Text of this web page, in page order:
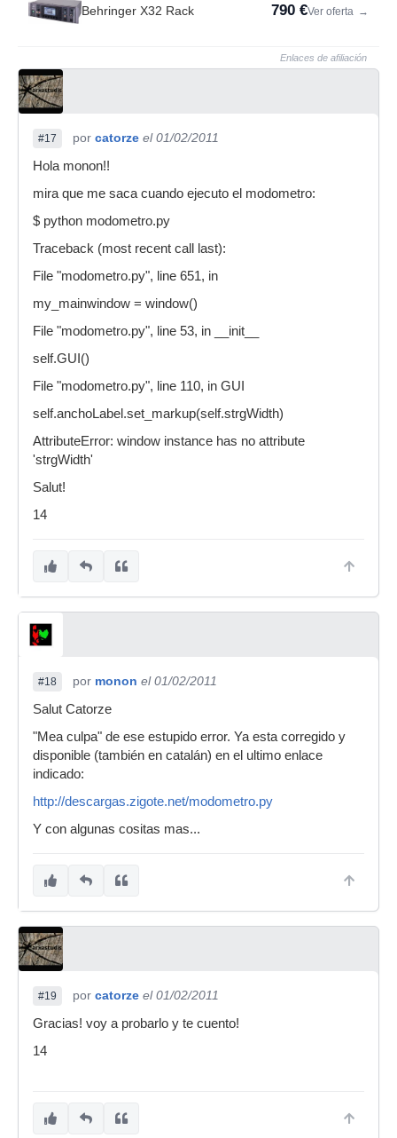
Behringer X32 Rack 790 €Ver oferta →
Enlaces de afiliación
#17 por catorze el 01/02/2011
Hola monon!!
mira que me saca cuando ejecuto el modometro:
$ python modometro.py
Traceback (most recent call last):
File "modometro.py", line 651, in
my_mainwindow = window()
File "modometro.py", line 53, in __init__
self.GUI()
File "modometro.py", line 110, in GUI
self.anchoLabel.set_markup(self.strgWidth)
AttributeError: window instance has no attribute
'strgWidth'
Salut!
14
#18 por monon el 01/02/2011
Salut Catorze
"Mea culpa" de ese estupido error. Ya esta corregido y
disponible (también en catalán) en el ultimo enlace
indicado:
http://descargas.zigote.net/modometro.py
Y con algunas cositas mas...
#19 por catorze el 01/02/2011
Gracias! voy a probarlo y te cuento!
14